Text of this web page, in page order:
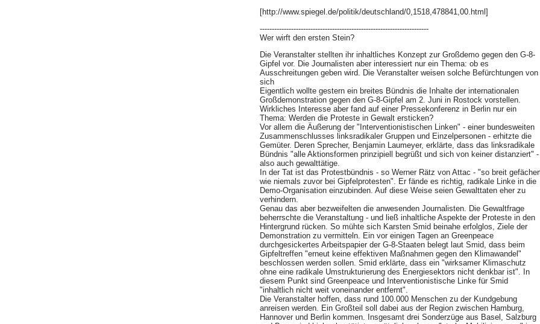
[http://www.spiegel.de/politik/deutschland/0,1518,478841,00.html]
----------------------------------------------------------------------
Wer wirft den ersten Stein?
Die Veranstalter stellten ihr inhaltliches Konzept zur Großdemo gegen den G-8-
Gipfel vor. Die Journalisten aber interessiert nur ein Thema: ob es
Ausschreitungen geben wird. Die Veranstalter weisen solche Befürchtungen von
sich
Eigentlich wollte gestern ein breites Bündnis die Inhalte der internationalen
Großdemonstration gegen den G-8-Gipfel am 2. Juni in Rostock vorstellen.
Wirkliches Interesse aber fand auf einer Pressekonferenz in Berlin nur ein
Thema: Werden die Proteste in Gewalt ersticken?
Vor allem die Äußerung der "Interventionistischen Linken" - einer bundesweiten
Zusammenschlusses linksradikaler Gruppen und Einzelpersonen - erhitzte die
Gemüter. Deren Sprecher, Benjamin Laumeyer, erklärte, dass das linksradikale
Bündnis "alle Aktionsformen prinzipiell begrüßt und sich von keiner distanziert" -
also auch gewalttätige.
In der Tat ist das Protestbündnis - so Werner Rätz von Attac - "so breit
wie niemals zuvor bei Gipfelprotesten". Er fände es richtig, radikale Linke in die
Demo-Organisation einzubinden. Auf diese Weise seien Gewalttaten eher zu
verhindern.
Genau das aber bezweifelten die anwesenden Journalisten. Die Gewaltfrage
beherrschte die Veranstaltung - und ließ inhaltliche Aspekte der Proteste in den
Hintergrund rücken. So mühte sich Karsten Smid beinahe erfolglos, Ziele der
Demonstration zu vermitteln. Ein vor einigen Tagen an Greenpeace
durchgesickertes Arbeitspapier der G-8-Staaten belegt laut Smid, dass beim
Gipfeltreffen "erneut keine effektiven Maßnahmen gegen den Klimawandel"
beschlossen werden sollen. Smid erklärte, dass ein "wirksamer Klimaschutz
ohne eine radikale Umstrukturierung des Energiesektors nicht denkbar ist". In
diesem Punkt sind Greenpeace und Interventionistische Linke für Smid
"inhaltlich nicht weit voneinander entfernt".
Die Veranstalter hoffen, dass rund 100.000 Menschen zu der Kundgebung
anreisen werden. Ein Großteil soll dabei aus der Region zwischen Hamburg,
Hannover und Berlin kommen. Insgesamt drei Sonderzüge aus Basel, Salzburg